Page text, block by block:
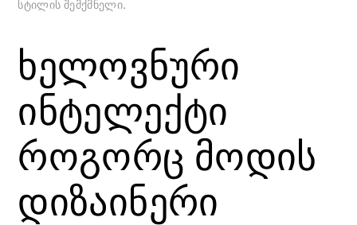
სტილის შემქმნელი.
ხელოვნური
ინტელექტი
როგორც მოდის
დიზაინერი